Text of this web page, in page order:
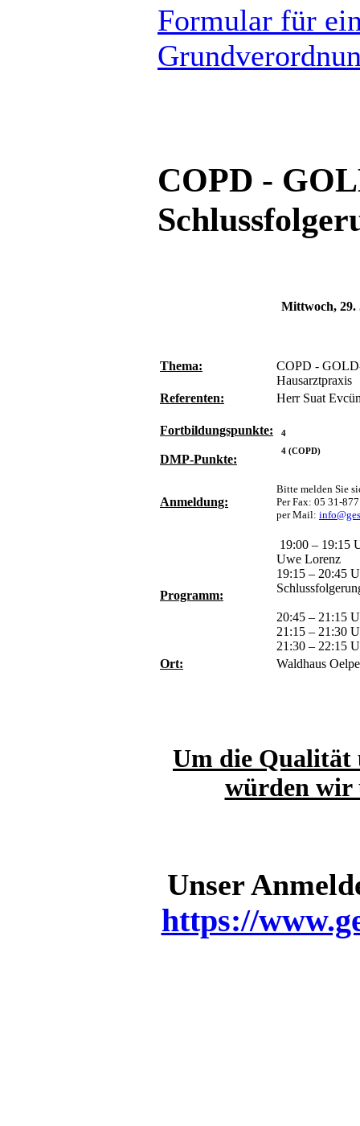
Formular für
COPD -
Mittwoch, 29.
Thema:
COPD -
Hausarztpraxis
Referenten:
Herr Suat
Fortbildungspunkte:
DMP-Punkte:
4
4 (COPD)
Anmeldung:
Bitte melden Sie
Per Fax: 05 31-
per Mail:
Programm:
19:00 – 19:15
Uwe Lorenz
19:15 – 20:45
20:45 – 21:15
21:15 – 21:30
21:30 – 22:15
Ort:
Waldhaus
Um die Qualität
würden wir
Unser
https://